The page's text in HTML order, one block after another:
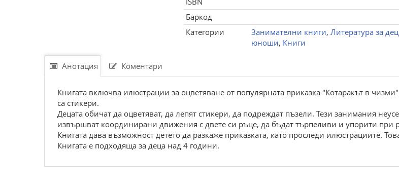
Баркод
Категории
Занимателни книги, Литература за
юноши, Книги
Анотация Коментари
Книгата включва илюстрации за оцветяване от популярната приказка "Котаракът в
са стикери.
Децата обичат да оцветяват, да лепят стикери, да подреждат пъзели. Тези занимания
извършват координирани движения с двете си ръце, да бъдат търпеливи и упорити при
Книгата дава възможност детето да разкаже приказката, като проследи илюстрациите.
Книгата е подходяща за деца над 4 години.